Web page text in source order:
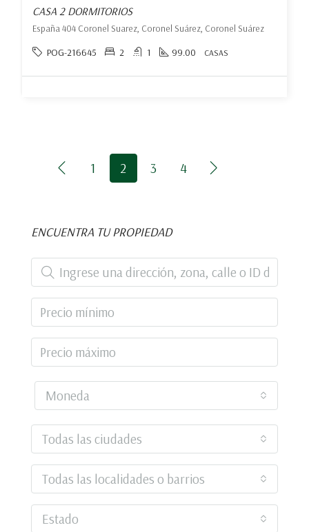
CASA 2 DORMITORIOS
España 404 Coronel Suarez, Coronel Suárez, Coronel Suárez
POG-216645 2 1 99.00 CASAS
1 2 3 4
ENCUENTRA TU PROPIEDAD
Moneda
Todas las ciudades
Todas las localidades o barrios
Estado